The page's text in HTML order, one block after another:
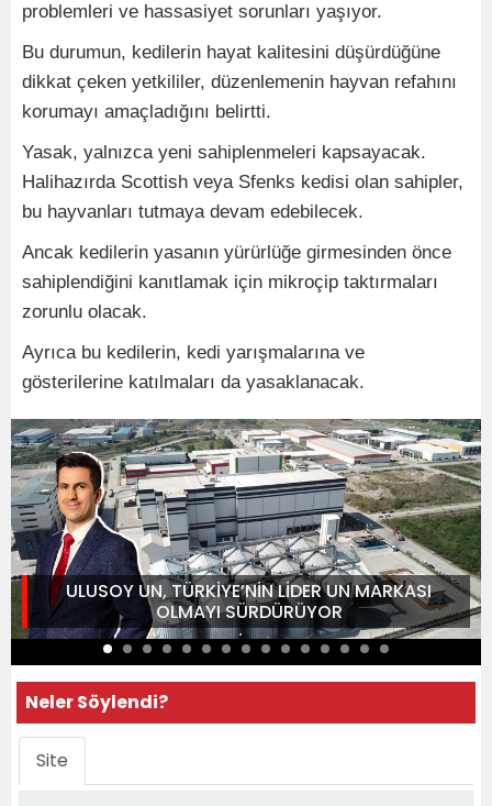
problemleri ve hassasiyet sorunları yaşıyor.
Bu durumun, kedilerin hayat kalitesini düşürdüğüne
dikkat çeken yetkililer, düzenlemenin hayvan refahını
korumayı amaçladığını belirtti.
Yasak, yalnızca yeni sahiplenmeleri kapsayacak.
Halihazırda Scottish veya Sfenks kedisi olan sahipler,
bu hayvanları tutmaya devam edebilecek.
Ancak kedilerin yasanın yürürlüğe girmesinden önce
sahiplendiğini kanıtlamak için mikroçip taktırmaları
zorunlu olacak.
Ayrıca bu kedilerin, kedi yarışmalarına ve
gösterilerine katılmaları da yasaklanacak.
ULUSOY UN, TÜRKİYE’NİN LİDER UN MARKASI
OLMAYI SÜRDÜRÜYOR
Neler Söylendi?
Site